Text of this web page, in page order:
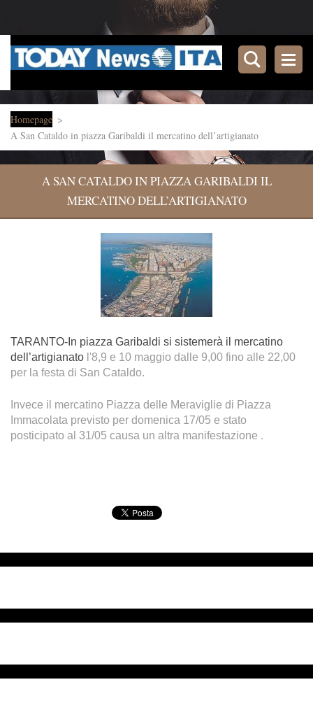
Homepage >
A San Cataldo in piazza Garibaldi il mercatino dell’artigianato
A SAN CATALDO IN PIAZZA GARIBALDI IL
MERCATINO DELL’ARTIGIANATO
TARANTO-In piazza Garibaldi si sistemerà il mercatino
dell’artigianato l'8,9 e 10 maggio dalle 9,00 fino alle 22,00
per la festa di San Cataldo.
Invece il mercatino Piazza delle Meraviglie di Piazza
Immacolata previsto per domenica 17/05 e stato
posticipato al 31/05 causa un altra manifestazione .